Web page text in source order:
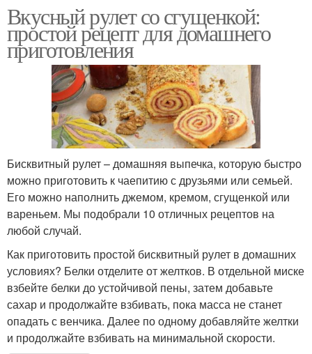
Вкусный рулет со сгущенкой:
простой рецепт для домашнего
приготовления
Бисквитный рулет – домашняя выпечка, которую быстро
можно приготовить к чаепитию с друзьями или семьей.
Его можно наполнить джемом, кремом, сгущенкой или
вареньем. Мы подобрали 10 отличных рецептов на
любой случай.
Как приготовить простой бисквитный рулет в домашних
условиях? Белки отделите от желтков. В отдельной миске
взбейте белки до устойчивой пены, затем добавьте
сахар и продолжайте взбивать, пока масса не станет
опадать с венчика. Далее по одному добавляйте желтки
и продолжайте взбивать на минимальной скорости.